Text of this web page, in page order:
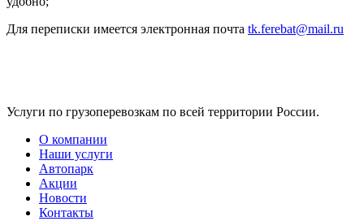
Для переписки имеется электронная почта tk.ferebat@mail.ru
Услуги по грузоперевозкам по всей территории России.
О компании
Наши услуги
Автопарк
Акции
Новости
Контакты